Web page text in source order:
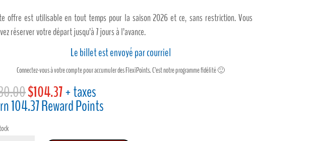
offre est utilisable en tout temps pour la saison 2026 et ce, sans restriction. Vous
réserver votre départ jusqu’à 7 jours à l’avance.
Le billet est envoyé par courriel
Connectez-vous à votre compte pour accumuler des FlexiPoints. C’est notre programme fidélité 🙂
Le
prix
était :
$104.37Le
prix
est :
+ taxes
104.37 Reward Points